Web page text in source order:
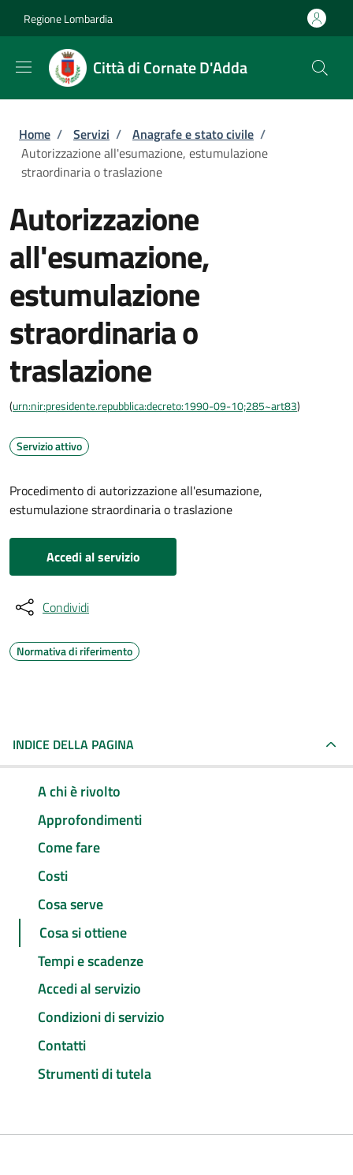
Regione Lombardia
Città di Cornate D'Adda
Briciole di pane
Home / Servizi / Anagrafe e stato civile /
Autorizzazione all'esumazione, estumulazione
straordinaria o traslazione
Autorizzazione
all'esumazione,
estumulazione
straordinaria o
traslazione
(urn:nir:presidente.repubblica:decreto:1990-09-10;285~art83)
Servizio attivo
Procedimento di autorizzazione all'esumazione,
estumulazione straordinaria o traslazione
Accedi al servizio
Condividi
Normativa di riferimento
INDICE DELLA PAGINA
A chi è rivolto
Approfondimenti
Come fare
Costi
Cosa serve
Cosa si ottiene
Tempi e scadenze
Accedi al servizio
Condizioni di servizio
Contatti
Strumenti di tutela